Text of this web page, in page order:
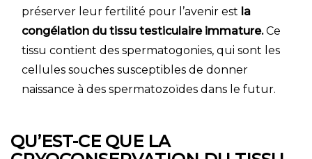
préserver leur fertilité pour l’avenir est la
congélation du tissu testiculaire immature.Ce
tissu contient des spermatogonies, qui sont les
cellules souches susceptibles de donner
naissance à des spermatozoïdes dans le futur.
QU’EST-CE QUE LA